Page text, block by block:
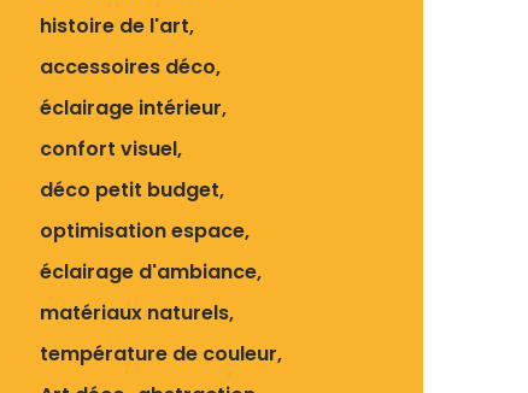
histoire de l'art
accessoires déco
éclairage intérieur
confort visuel
déco petit budget
optimisation espace
éclairage d'ambiance
matériaux naturels
température de couleur